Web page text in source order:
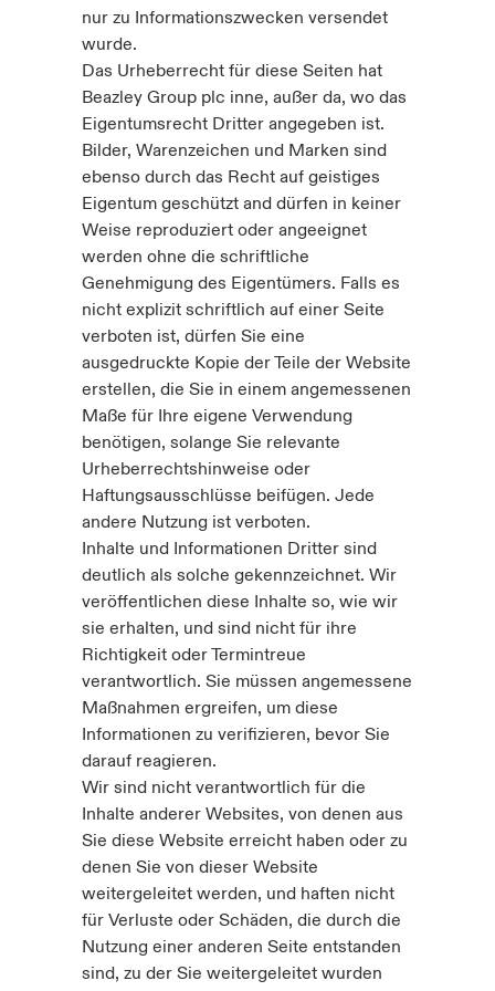
nur zu Informationszwecken versendet
wurde.
Das Urheberrecht für diese Seiten hat
Beazley Group plc inne, außer da, wo das
Eigentumsrecht Dritter angegeben ist.
Bilder, Warenzeichen und Marken sind
ebenso durch das Recht auf geistiges
Eigentum geschützt and dürfen in keiner
Weise reproduziert oder angeeignet
werden ohne die schriftliche
Genehmigung des Eigentümers. Falls es
nicht explizit schriftlich auf einer Seite
verboten ist, dürfen Sie eine
ausgedruckte Kopie der Teile der Website
erstellen, die Sie in einem angemessenen
Maße für Ihre eigene Verwendung
benötigen, solange Sie relevante
Urheberrechtshinweise oder
Haftungsausschlüsse beifügen. Jede
andere Nutzung ist verboten.
Inhalte und Informationen Dritter sind
deutlich als solche gekennzeichnet. Wir
veröffentlichen diese Inhalte so, wie wir
sie erhalten, und sind nicht für ihre
Richtigkeit oder Termintreue
verantwortlich. Sie müssen angemessene
Maßnahmen ergreifen, um diese
Informationen zu verifizieren, bevor Sie
darauf reagieren.
Wir sind nicht verantwortlich für die
Inhalte anderer Websites, von denen aus
Sie diese Website erreicht haben oder zu
denen Sie von dieser Website
weitergeleitet werden, und haften nicht
für Verluste oder Schäden, die durch die
Nutzung einer anderen Seite entstanden
sind, zu der Sie weitergeleitet wurden